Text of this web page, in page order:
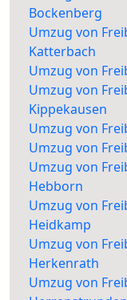
Bockenberg
Umzug von
Katterbach
Umzug von
Umzug von
Kippekausen
Umzug von
Umzug von
Umzug von
Hebborn
Umzug von
Heidkamp
Umzug von
Herkenrath
Umzug von